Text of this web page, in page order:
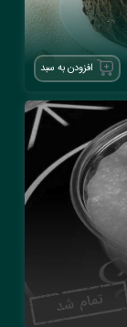
افزودن به سبد